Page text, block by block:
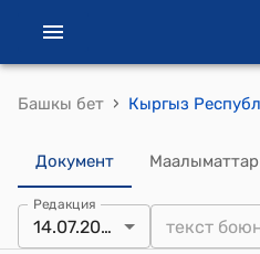
Башкы бет ›
Документ Маалыматтар
Редакция
14.07.2025